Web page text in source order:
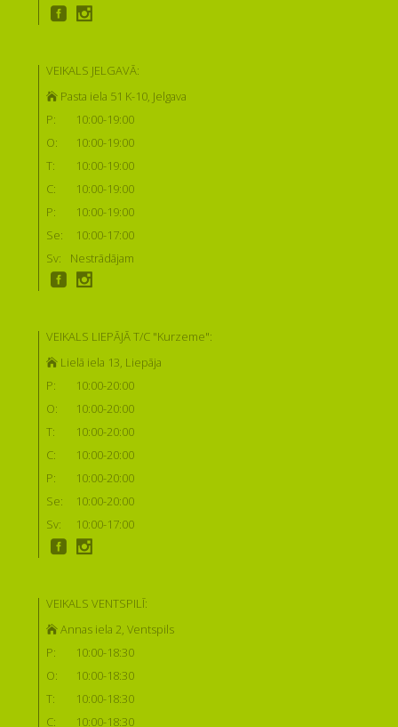
VEIKALS JELGAVĀ:
Pasta iela 51 K-10, Jelgava
P:
10:00-19:00
O:
10:00-19:00
T:
10:00-19:00
C:
10:00-19:00
P:
10:00-19:00
Se:
10:00-17:00
Sv:
Nestrādājam
VEIKALS LIEPĀJĀ T/C "Kurzeme":
Lielā iela 13, Liepāja
P:
10:00-20:00
O:
10:00-20:00
T:
10:00-20:00
C:
10:00-20:00
P:
10:00-20:00
Se:
10:00-20:00
Sv:
10:00-17:00
VEIKALS VENTSPILĪ:
Annas iela 2, Ventspils
P:
10:00-18:30
O:
10:00-18:30
T:
10:00-18:30
C:
10:00-18:30